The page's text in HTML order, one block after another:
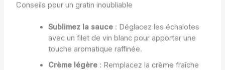
Conseils pour un gratin inoubliable
Sublimez la sauce: Déglacez les échalotes
avec un filet de vin blanc pour apporter une
touche aromatique raffinée.
Crème légère: Remplacez la crème fraîche